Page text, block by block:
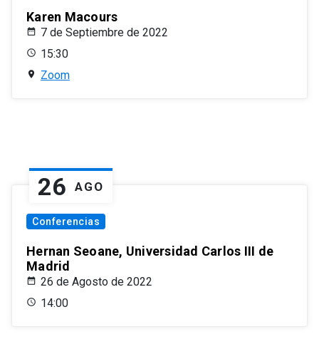
Karen Macours
7 de Septiembre de 2022
15:30
Zoom
26 AGO
Conferencias
Hernan Seoane, Universidad Carlos III de
Madrid
26 de Agosto de 2022
14:00